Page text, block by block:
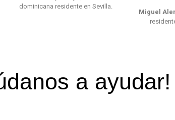
dominicana residente en Sevilla.
Miguel
a ayudar!